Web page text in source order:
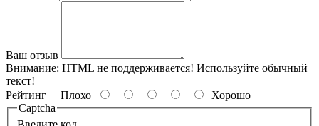
Ваш отзыв
Внимание: HTML не поддерживается! Используйте обычный
текст!
Рейтинг Плохо
Хорошо
Captcha